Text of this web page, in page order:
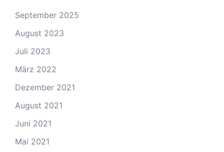
September 2025
August 2023
Juli 2023
März 2022
Dezember 2021
August 2021
Juni 2021
Mai 2021